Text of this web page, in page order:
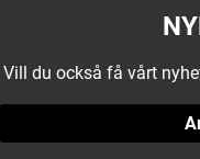
Vill du också få vårt